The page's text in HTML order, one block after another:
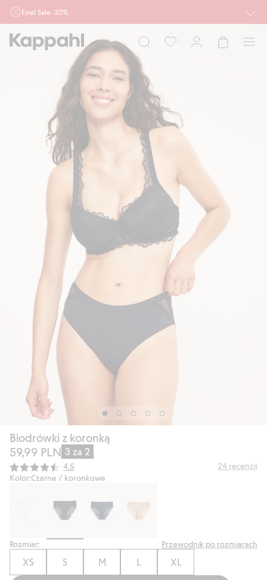
Final Sale -30%
działu outlet do 10.8 w sklepach Kappahl i Newbie oraz na kappahl.com. Ofert
nie łączymy
Mężczyzna Dziecko
Biodrówki z koronką
59,99 PLN 3 za 2
Średnia ocena:
4.5 24 recenzji
Kolor:Czarne / koronkowe
Rozmiar: Przewodnik po rozmiarach
XS S M L XL